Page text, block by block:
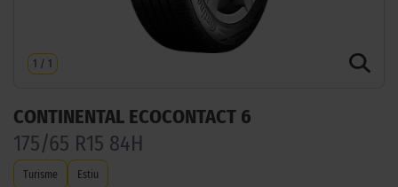
1 / 1
CONTINENTAL ECOCONTACT 6
175/65 R15 84H
Turisme Estiu